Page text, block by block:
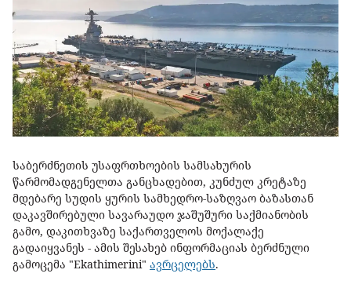
საბერძნეთის უსაფრთხოების სამსახურის
წარმომადგენელთა განცხადებით, კუნძულ კრეტაზე
მდებარე სუდის ყურის სამხედრო-საზღვაო ბაზასთან
დაკავშირებული სავარაუდო ჯაშუშური საქმიანობის
გამო, დაკითხვაზე საქართველოს მოქალაქე
გადაიყვანეს - ამის შესახებ ინფორმაციას ბერძნული
გამოცემა "Ekathimerini" ავრცელებს.